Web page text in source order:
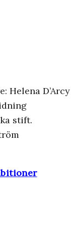
Helena D’Arcy
stift.